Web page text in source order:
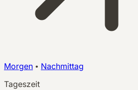
Morgen • Nachmittag
Tageszeit